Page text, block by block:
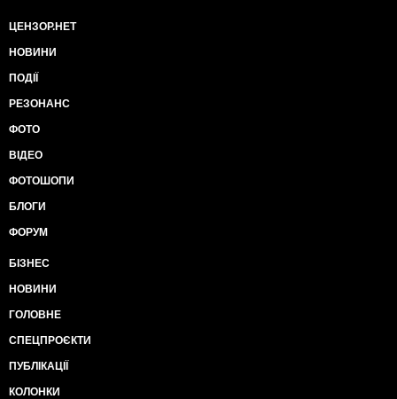
ЦЕНЗОР.НЕТ
НОВИНИ
ПОДІЇ
РЕЗОНАНС
ФОТО
ВІДЕО
ФОТОШОПИ
БЛОГИ
ФОРУМ
БІЗНЕС
НОВИНИ
ГОЛОВНЕ
СПЕЦПРОЄКТИ
ПУБЛІКАЦІЇ
КОЛОНКИ